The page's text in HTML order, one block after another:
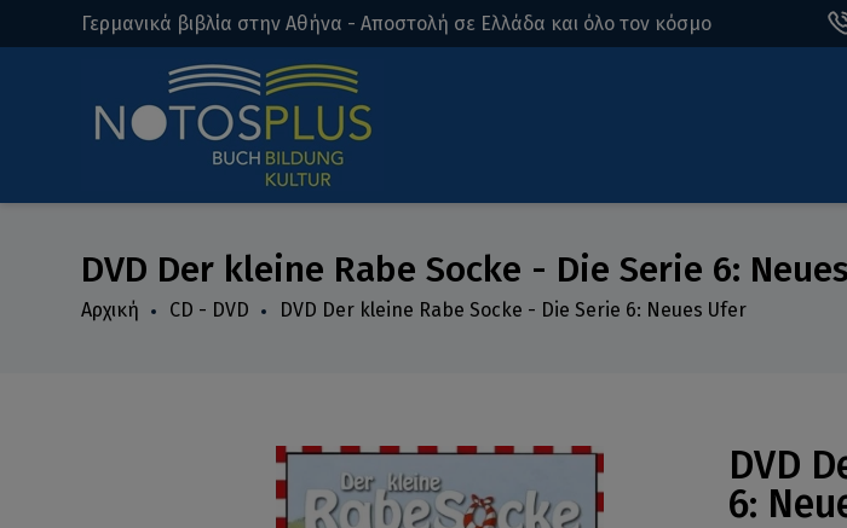
Γερμανικά βιβλία στην Αθήνα - Αποστολή σε Ελλάδα και όλο τον κόσμο
DVD Der kleine Rabe Socke - Die Serie 6:
Αρχική CD - DVD DVD Der kleine Rabe Socke - Die Serie 6: Neues Ufer
DVD
6: